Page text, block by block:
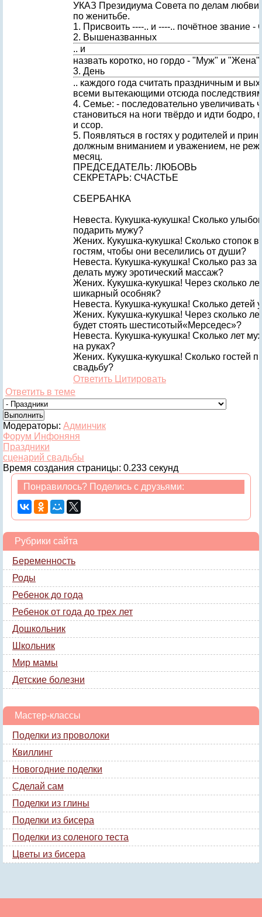
УКАЗ Президиума Совета по делам любви
по женитьбе.
1. Присвоить ----.. и ----.. почётное звание
2. Вышеназванных
.. и
назвать коротко, но гордо - "Муж" и "Жена".
3. День
.. каждого года считать праздничным и
всеми вытекающими отсюда
4. Семье: - последовательно увеличивать
становиться на ноги твёрдо и идти бодро,
и ссор.
5. Появляться в гостях у родителей и
должным вниманием и уважением, не
месяц.
ПРЕДСЕДАТЕЛЬ: ЛЮБОВЬ
СЕКРЕТАРЬ: СЧАСТЬЕ
СБЕРБАНКА
Невеста. Кукушка-кукушка! Сколько
подарить мужу?
Жених. Кукушка-кукушка! Сколько стопок
гостям, чтобы они веселились от души?
Невеста. Кукушка-кукушка! Сколько раз за
делать мужу эротический массаж?
Жених. Кукушка-кукушка! Через сколько
шикарный особняк?
Невеста. Кукушка-кукушка! Сколько детей
Жених. Кукушка-кукушка! Через сколько
будет стоять шестисотый«Мерседес»?
Невеста. Кукушка-кукушка! Сколько лет
на руках?
Жених. Кукушка-кукушка! Сколько гостей
свадьбу?
Ответить Цитировать
Ответить в теме
Модераторы: Админчик
Форум Инфоняня
Праздники
сценарий свадьбы
Время создания страницы: 0.233 секунд
Понравилось? Поделись с друзьями:
Рубрики сайта
Беременность
Роды
Ребенок до года
Ребенок от года до трех лет
Дошкольник
Школьник
Мир мамы
Детские болезни
Мастер-классы
Поделки из проволоки
Квиллинг
Новогодние поделки
Сделай сам
Поделки из глины
Поделки из бисера
Поделки из соленого теста
Цветы из бисера